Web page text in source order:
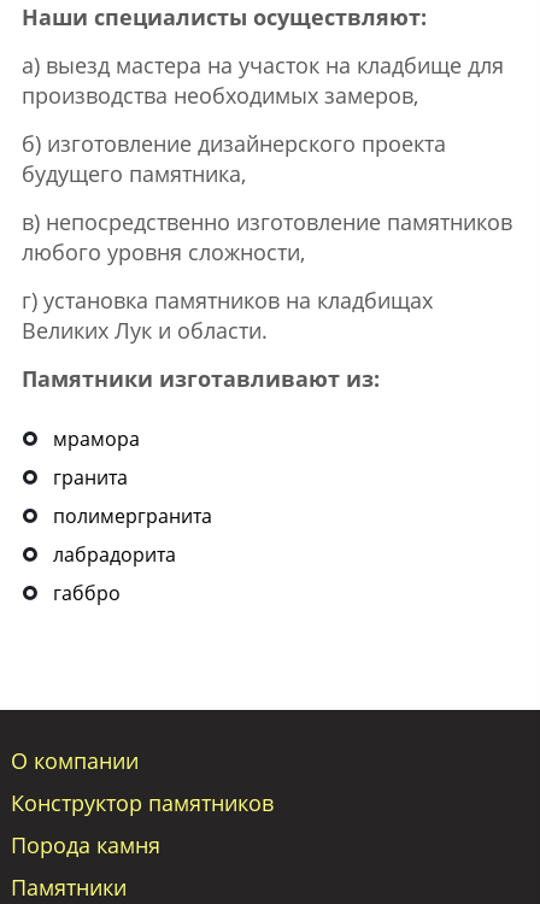
Наши специалисты осуществляют:
а) выезд мастера на участок на кладбище для
производства необходимых замеров,
б) изготовление дизайнерского проекта
будущего памятника,
в) непосредственно изготовление памятников
любого уровня сложности,
г) установка памятников на кладбищах
Великих Лук и области.
Памятники изготавливают из:
мрамора
гранита
полимергранита
лабрадорита
габбро
О компании
Конструктор памятников
Порода камня
Памятники